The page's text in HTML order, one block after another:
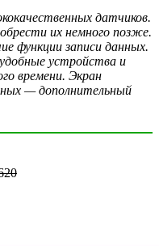
датчиков.
их немного позже.
функции записи данных.
устройства и
времени. Экран
— дополнительный